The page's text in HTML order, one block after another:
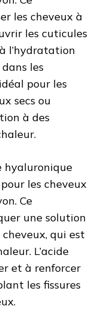
les cheveux à
les cuticules
l’hydratation
les
pour les
secs ou
à des
hyaluronique
les cheveux
Ce
une solution
qui est
L’acide
et à renforcer
les fissures